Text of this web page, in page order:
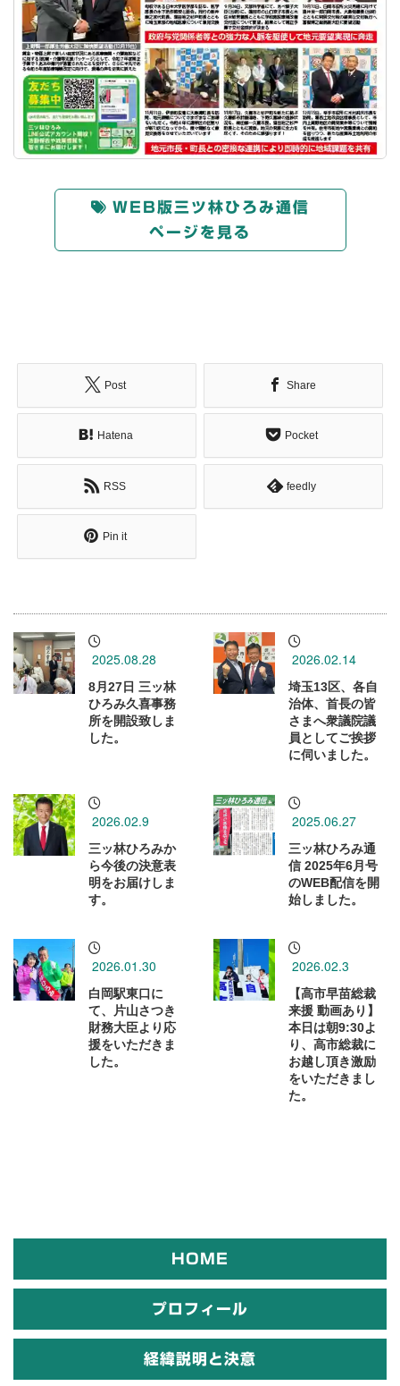
WEB版三ツ林ひろみ通信
ページを見る
Post Share
Hatena Pocket
RSS feedly
Pin it
2025.08.28
8月27日 三ッ林
ひろみ久喜事務
所を開設致しま
した。
2026.02.14
埼玉13区、各自
治体、首長の皆
さまへ衆議院議
員としてご挨拶
に伺いました。
2026.02.9
三ッ林ひろみか
ら今後の決意表
明をお届けしま
す。
2025.06.27
三ッ林ひろみ通
信 2025年6月号
のWEB配信を開
始しました。
2026.01.30
白岡駅東口に
て、片山さつき
財務大臣より応
援をいただきま
した。
2026.02.3
【高市早苗総裁
来援 動画あり】
本日は朝9:30よ
り、高市総裁に
お越し頂き激励
をいただきまし
た。
HOME
プロフィール
経緯説明と決意